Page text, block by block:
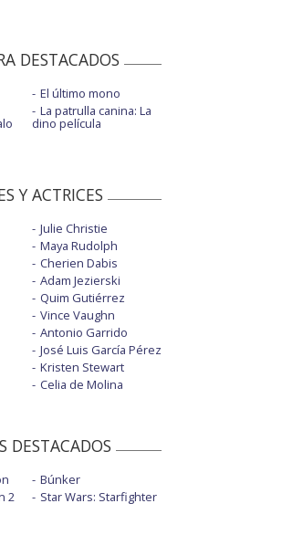
DESTACADOS
El último mono
La patrulla canina: La
dino película
Y ACTRICES
Julie Christie
Maya Rudolph
Cherien Dabis
Adam Jezierski
Quim Gutiérrez
Vince Vaughn
Antonio Garrido
José Luis García Pérez
Kristen Stewart
Celia de Molina
DESTACADOS
2
Búnker
Star Wars: Starfighter